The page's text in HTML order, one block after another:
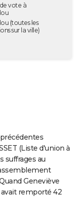
vote à
(toutes les
sur la ville)
(Liste d'union à
suffrages au
Geneviève
avait remporté 42